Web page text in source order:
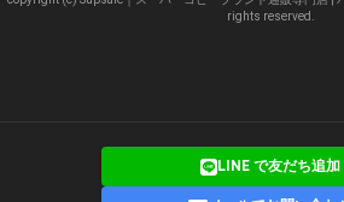
rights reserved.
LINE で友だち追加